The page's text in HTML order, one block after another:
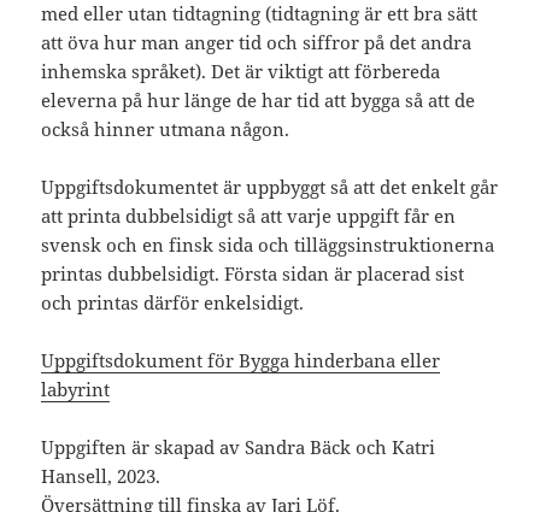
med eller utan tidtagning (tidtagning är ett bra sätt
att öva hur man anger tid och siffror på det andra
inhemska språket). Det är viktigt att förbereda
eleverna på hur länge de har tid att bygga så att de
också hinner utmana någon.
Uppgiftsdokumentet är uppbyggt så att det enkelt går
att printa dubbelsidigt så att varje uppgift får en
svensk och en finsk sida och tilläggsinstruktionerna
printas dubbelsidigt. Första sidan är placerad sist
och printas därför enkelsidigt.
Uppgiftsdokument för Bygga hinderbana eller
labyrint
Uppgiften är skapad av Sandra Bäck och Katri
Hansell, 2023.
Översättning till finska av Jari Löf.